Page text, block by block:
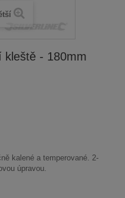
kleště - 180mm
kalené a temperované. 2-
úpravou.